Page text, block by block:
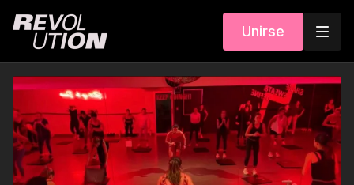
Unirse